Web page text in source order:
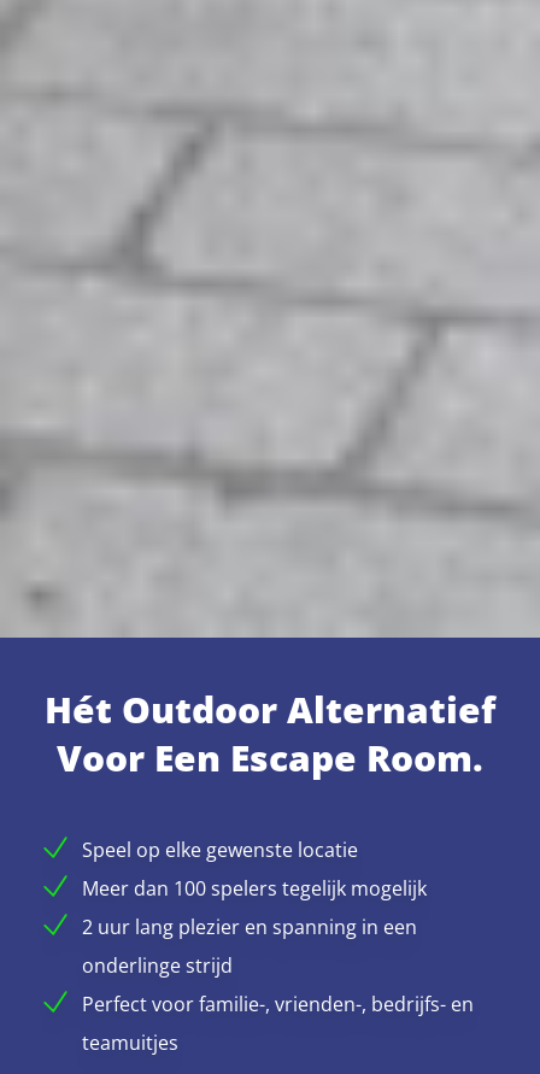
Hét Outdoor Alternatief
Voor Een Escape Room.
Speel op elke gewenste locatie
Meer dan 100 spelers tegelijk mogelijk
2 uur lang plezier en spanning in een
onderlinge strijd
Perfect voor familie-, vrienden-, bedrijfs- en
teamuitjes